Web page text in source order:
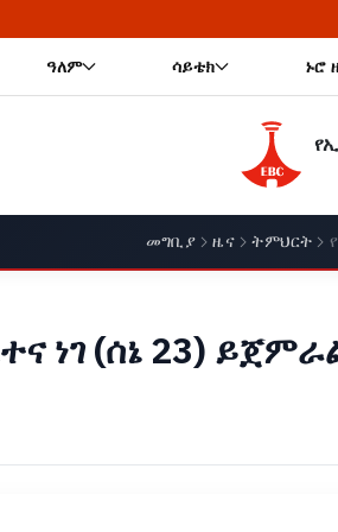
ዓለም ሳይቴክ ኑሮ
መግቢያ ዜና ትምህርት
ነገ (ሰኔ 23)